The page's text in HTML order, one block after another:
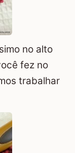
no alto
fez no
trabalhar